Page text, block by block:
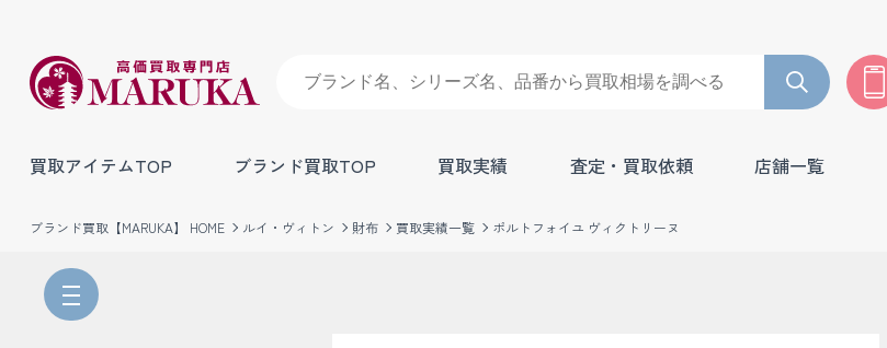
買取アイテムTOP ブランド買取TOP 買取実績 査定・買取依頼 店舗一覧
ブランド買取【MARUKA】 HOME ルイ・ヴィトン 財布 買取実績一覧 ポルトフォイユ ヴィクトリーヌ